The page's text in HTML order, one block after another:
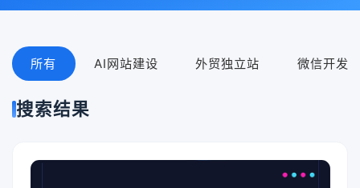
所有 AI网站建设 外贸独立站 微信开发
搜索结果